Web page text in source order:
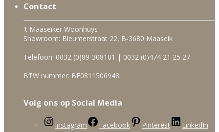
Contact
't Maaseiker Woonhuys
Showroom: Bleumerstraat 22, B-3680 Maaseik
Telefoon: 0032 (0)89-308101 | 0032 (0)474 21 25 27
BTW nummer: BE0811506948
Volg ons op Social Media
Instagram Facebook Pinterest LinkedIn